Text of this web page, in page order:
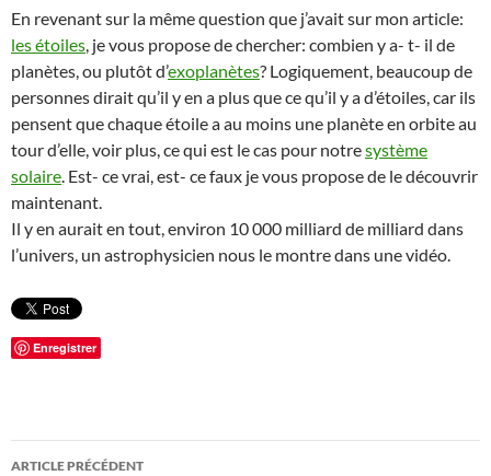
En revenant sur la même question que j’avait sur mon article:
les étoiles, je vous propose de chercher: combien y a- t- il de
planètes, ou plutôt d’exoplanètes? Logiquement, beaucoup de
personnes dirait qu’il y en a plus que ce qu’il y a d’étoiles, car ils
pensent que chaque étoile a au moins une planète en orbite au
tour d’elle, voir plus, ce qui est le cas pour notresystème
solaire. Est- ce vrai, est- ce faux je vous propose de le découvrir
maintenant.
Il y en aurait en tout, environ 10 000 milliard de milliard dans
l’univers, un astrophysicien nous le montre dans une vidéo.
Enregistrer
Navigation
ARTICLE PRÉCÉDENT